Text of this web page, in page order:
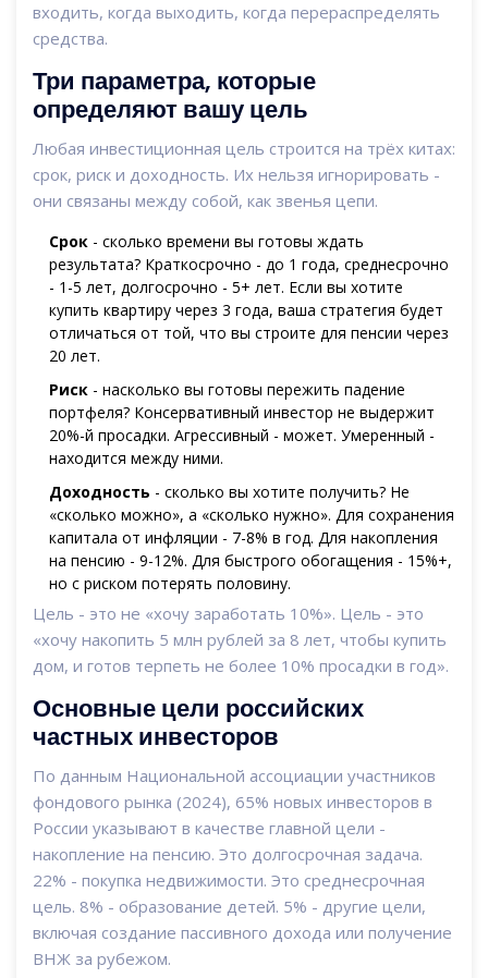
входить, когда выходить, когда перераспределять
средства.
Три параметра, которые
определяют вашу цель
Любая инвестиционная цель строится на трёх китах:
срок, риск и доходность. Их нельзя игнорировать -
они связаны между собой, как звенья цепи.
Срок - сколько времени вы готовы ждать
результата? Краткосрочно - до 1 года, среднесрочно
- 1-5 лет, долгосрочно - 5+ лет. Если вы хотите
купить квартиру через 3 года, ваша стратегия будет
отличаться от той, что вы строите для пенсии через
20 лет.
Риск - насколько вы готовы пережить падение
портфеля? Консервативный инвестор не выдержит
20%-й просадки. Агрессивный - может. Умеренный -
находится между ними.
Доходность - сколько вы хотите получить? Не
«сколько можно», а «сколько нужно». Для сохранения
капитала от инфляции - 7-8% в год. Для накопления
на пенсию - 9-12%. Для быстрого обогащения - 15%+,
но с риском потерять половину.
Цель - это не «хочу заработать 10%». Цель - это
«хочу накопить 5 млн рублей за 8 лет, чтобы купить
дом, и готов терпеть не более 10% просадки в год».
Основные цели российских
частных инвесторов
По данным Национальной ассоциации участников
фондового рынка (2024), 65% новых инвесторов в
России указывают в качестве главной цели -
накопление на пенсию. Это долгосрочная задача.
22% - покупка недвижимости. Это среднесрочная
цель. 8% - образование детей. 5% - другие цели,
включая создание пассивного дохода или получение
ВНЖ за рубежом.